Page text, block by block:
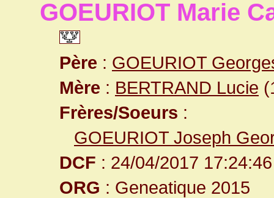
GOEURIOT Marie
Père : GOEURIOT
Mère : BERTRAND Lucie
Frères/Soeurs :
GOEURIOT Joseph
DCF : 24/04/2017 17:24:46
ORG : Geneatique 2015